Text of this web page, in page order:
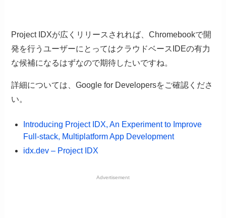
Project IDXが広くリリースされれば、Chromebookで開
発を行うユーザーにとってはクラウドベースIDEの有力
な候補になるはずなので期待したいですね。
詳細については、Google for Developersをご確認くださ
い。
Introducing Project IDX, An Experiment to Improve
Full-stack, Multiplatform App Development
idx.dev – Project IDX
Advertisement